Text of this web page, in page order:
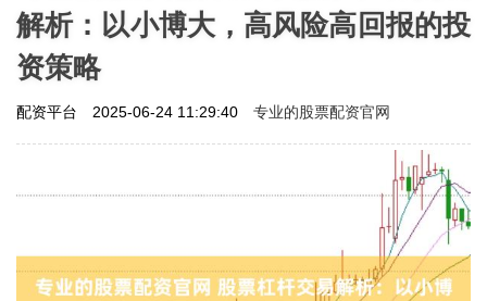
解析：以小博大，高风险高回报的投
资策略
配资平台 2025-06-24 11:29:40 专业的股票配资官网